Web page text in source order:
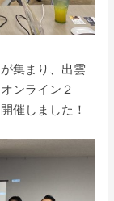
集まり、出雲
ンライン２
催しました！